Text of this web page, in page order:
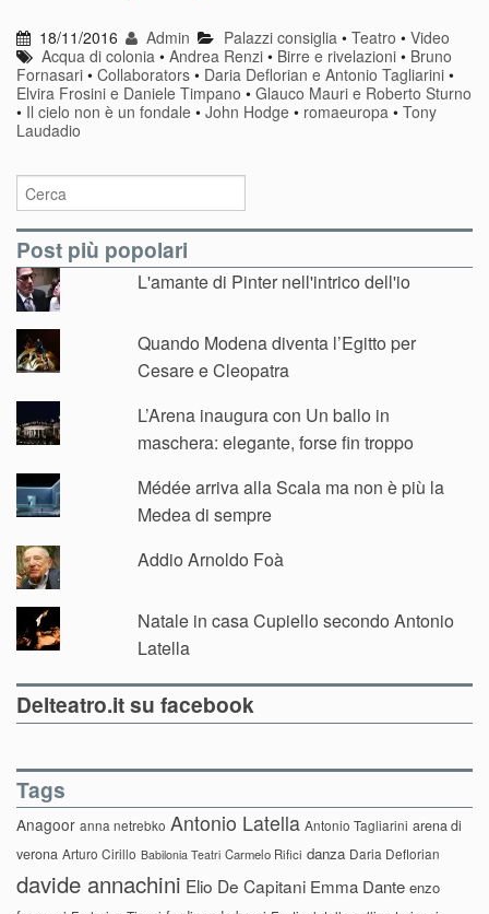
18/11/2016 Admin Palazzi consiglia• Teatro • Video
Acqua di colonia •Andrea Renzi • Birre e rivelazioni • Bruno
Fornasari • Collaborators • Daria Deflorian e Antonio Tagliarini •
Elvira Frosini e Daniele Timpano • Glauco Mauri e Roberto Sturno
• Il cielo non è un fondale • John Hodge • romaeuropa • Tony
Laudadio
Post più popolari
L'amante di Pinter nell'intrico dell'io
Quando Modena diventa l’Egitto per
Cesare e Cleopatra
L’Arena inaugura con Un ballo in
maschera: elegante, forse fin troppo
Médée arriva alla Scala ma non è più la
Medea di sempre
Addio Arnoldo Foà
Natale in casa Cupiello secondo Antonio
Latella
Delteatro.it su facebook
Tags
Anagoor anna netrebko Antonio Latella Antonio Tagliarini arena di
verona Arturo Cirillo Babilonia Teatri Carmelo Rifici danza Daria Deflorian
davide annachini Elio De Capitani Emma Dante enzo